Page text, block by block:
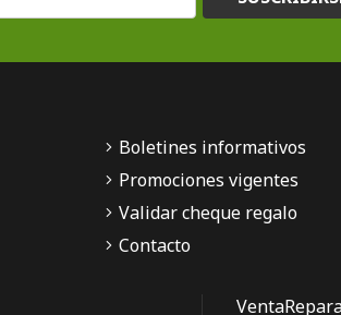
Boletines informativos
Promociones vigentes
Validar cheque regalo
Contacto
Venta